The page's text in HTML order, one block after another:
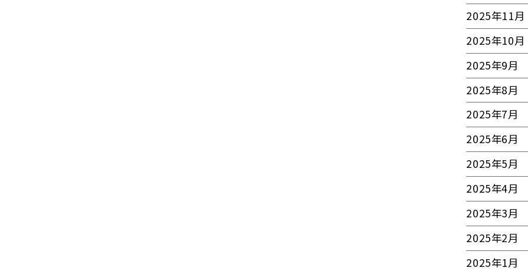
2025年11月
2025年10月
2025年9月
2025年8月
2025年7月
2025年6月
2025年5月
2025年4月
2025年3月
2025年2月
2025年1月